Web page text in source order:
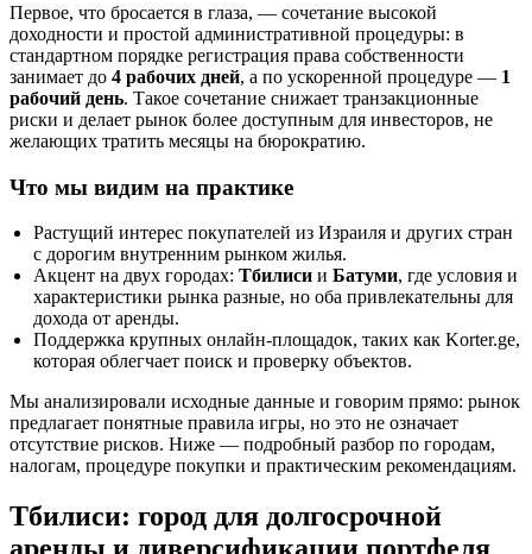
Первое, что бросается в глаза, — сочетание высокой
доходности и простой административной процедуры: в
стандартном порядке регистрация права собственности
занимает до 4 рабочих дней, а по ускоренной процедуре — 1
рабочий день. Такое сочетание снижает транзакционные
риски и делает рынок более доступным для инвесторов, не
желающих тратить месяцы на бюрократию.
Что мы видим на практике
Растущий интерес покупателей из Израиля и других стран
с дорогим внутренним рынком жилья.
Акцент на двух городах: Тбилиси и Батуми, где условия и
характеристики рынка разные, но оба привлекательны для
дохода от аренды.
Поддержка крупных онлайн-площадок, таких как Korter.ge,
которая облегчает поиск и проверку объектов.
Мы анализировали исходные данные и говорим прямо: рынок
предлагает понятные правила игры, но это не означает
отсутствие рисков. Ниже — подробный разбор по городам,
налогам, процедуре покупки и практическим рекомендациям.
Тбилиси: город для долгосрочной